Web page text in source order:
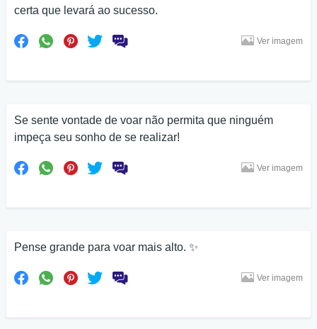
certa que levará ao sucesso.
Ver imagem
Se sente vontade de voar não permita que ninguém
impeça seu sonho de se realizar!
Ver imagem
Pense grande para voar mais alto. ✨
Ver imagem